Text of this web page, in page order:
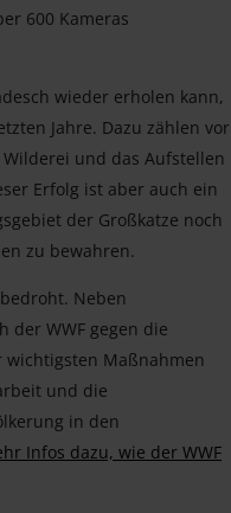
600 Kameras
wieder erholen kann,
Jahre. Dazu zählen vor
und das Aufstellen
Erfolg ist aber auch ein
der Großkatze noch
zu bewahren.
Neben
der WWF gegen die
wichtigsten Maßnahmen
und die
in den
Infos dazu, wie der WWF